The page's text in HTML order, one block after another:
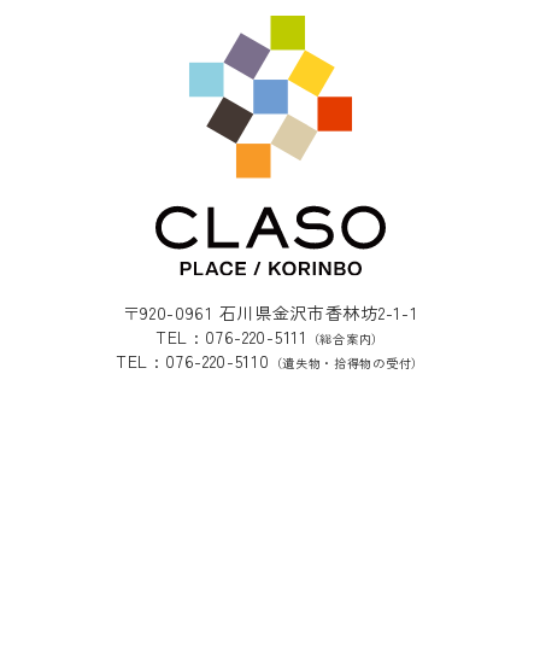
〒920-0961 石川県金沢市香林坊2-1-1
TEL : 076-220-5111
（総合案内）
TEL : 076-220-5110 （遺失物・拾得物の受付）